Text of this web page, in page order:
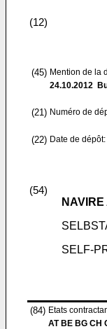
(12)
(45) Mention de la
24.10.2012
(21) Numéro de
(22) Date de dépôt:
(54)
SELF-
(84) Etats
AT BE BG CH